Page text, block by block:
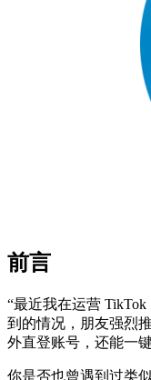
前言
“最近我在运营
到的情况，朋友强烈
外直登账号，还能一
你是否也曾遇到过类